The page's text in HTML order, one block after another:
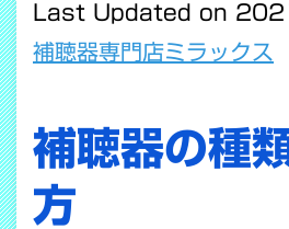
Last Updated on
補聴器専門店ミラックス
補聴器の種
方